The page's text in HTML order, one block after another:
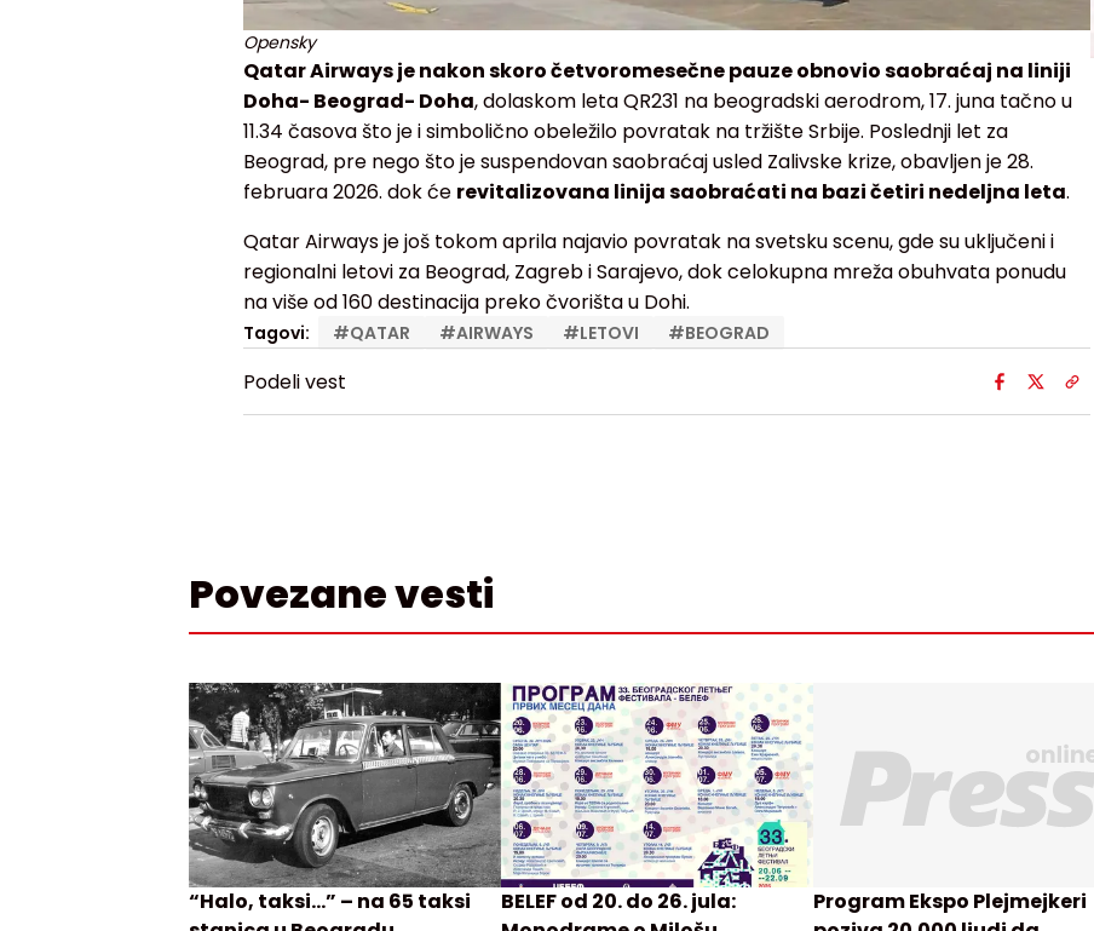
Opensky
Qatar Airways je nakon skoro četvoromesečne pauze obnovio saobraćaj na liniji
Doha- Beograd- Doha, dolaskom leta QR231 na beogradski aerodrom, 17. juna tačno u
11.34 časova što je i simbolično obeležilo povratak na tržište Srbije. Poslednji let za
Beograd, pre nego što je suspendovan saobraćaj usled Zalivske krize, obavljen je 28.
februara 2026. dok će revitalizovana linija saobraćati na bazi četiri nedeljna leta.
Qatar Airways je još tokom aprila najavio povratak na svetsku scenu, gde su uključeni i
regionalni letovi za Beograd, Zagreb i Sarajevo, dok celokupna mreža obuhvata ponudu
na više od 160 destinacija preko čvorišta u Dohi.
Tagovi: #QATAR #AIRWAYS #LETOVI #BEOGRAD
Podeli vest
Povezane vesti
“Halo, taksi…” – na 65 taksi
BELEF od 20. do 26. jula:
Program Ekspo Plejmejkeri